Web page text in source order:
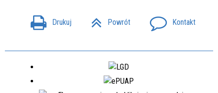
Drukuj Powrót Kontakt